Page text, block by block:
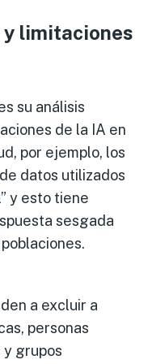
y limitaciones
su análisis
de la IA en
por ejemplo, los
datos utilizados
y esto tiene
sesgada
a excluir a
personas
y grupos